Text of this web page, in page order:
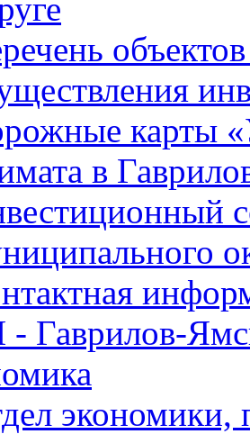
карты
в
Гаврилов-
экономики,